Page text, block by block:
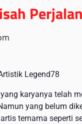
Legend78
karyanya telah
yang belum
ternama seperti